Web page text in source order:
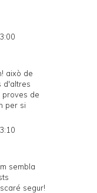
això de
d'altres
proves de
per si
sembla
segur!